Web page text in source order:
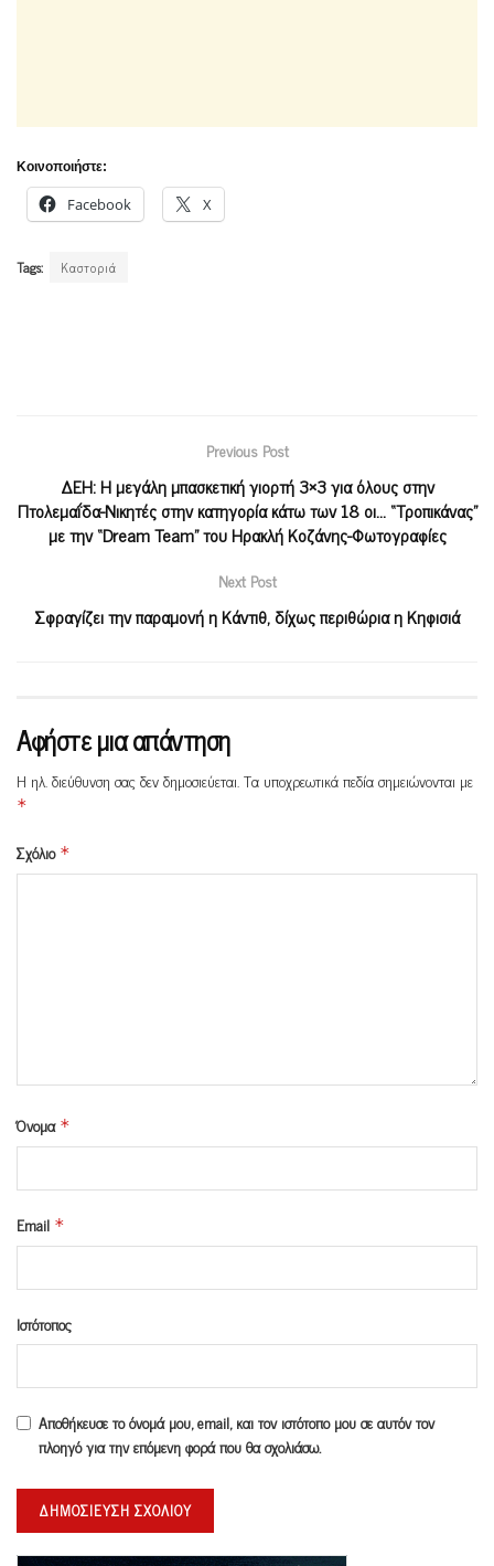
Κοινοποιήστε:
Facebook X
Tags: Καστοριά
Previous Post
ΔΕΗ: Η μεγάλη μπασκετική γιορτή 3×3 για όλους στην
Πτολεμαΐδα-Νικητές στην κατηγορία κάτω των 18 οι… “Τροπικάνας”
με την “Dream Team” του Ηρακλή Κοζάνης-Φωτογραφίες
Next Post
Σφραγίζει την παραμονή η Κάντιθ, δίχως περιθώρια η Κηφισιά
Αφήστε μια απάντηση
Η ηλ. διεύθυνση σας δεν δημοσιεύεται.Τα υποχρεωτικά πεδία σημειώνονται με
*
Σχόλιο *
Όνομα *
Email *
Ιστότοπος
Αποθήκευσε το όνομά μου, email, και τον ιστότοπο μου σε αυτόν τον
πλοηγό για την επόμενη φορά που θα σχολιάσω.